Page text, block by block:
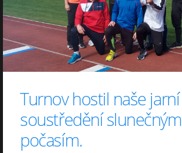
Turnov hostil naše jarní
soustředění slunečným
počasím.